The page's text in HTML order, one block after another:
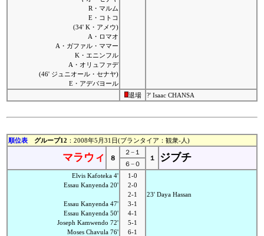
R・マルム
E・コトコ
(34' K・アメウ)
A・ロマオ
A・ガファル・ママー
K・エニンフル
A・オリュファデ
(46' ジュニオール・セナヤ)
E・アデバヨール
退場
?' Isaac CHANSA
順位表 グループ12 ：2008年5月31日(ブランタイア：観衆-人)
マラウィ ８
２−１
１
ジブチ
６−０
Elvis Kafoteka 4'
Essau Kanyenda 20'
Essau Kanyenda 47'
Essau Kanyenda 50'
Joseph Kamwendo 72'
Moses Chavula 76'
1-0
2-0
2-1
3-1
4-1
5-1
6-1
23' Daya Hassan